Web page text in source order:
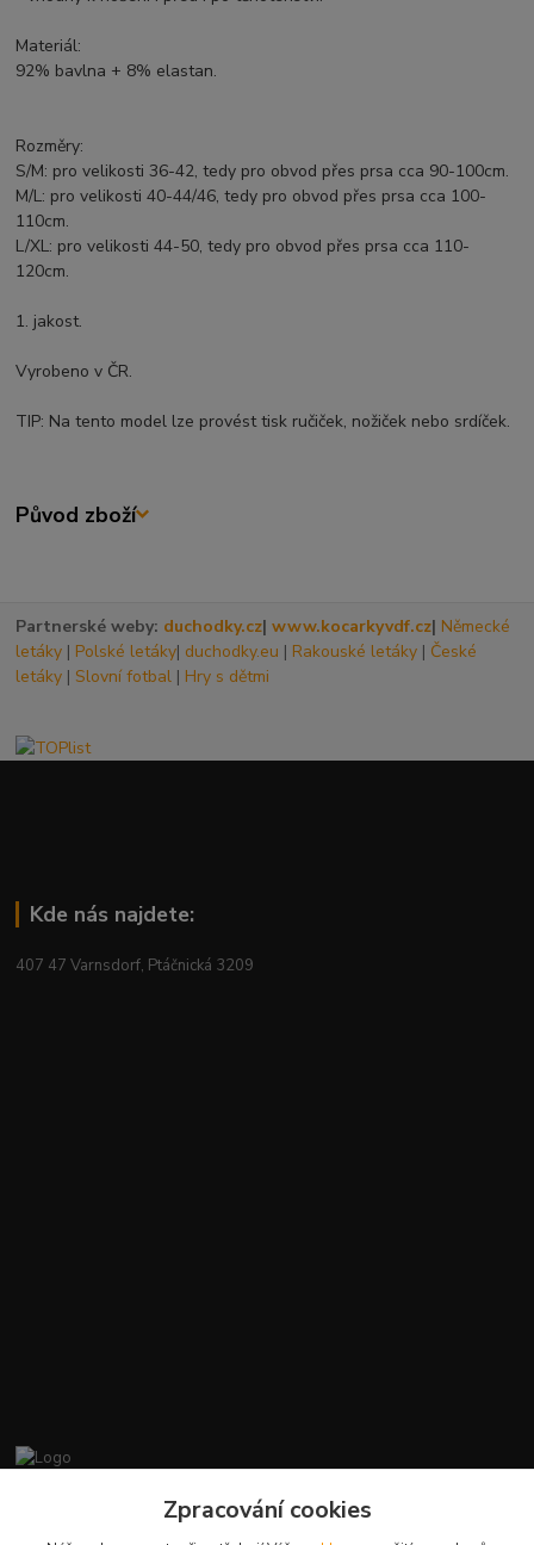
Materiál:
92% bavlna + 8% elastan.
Rozměry:
S/M: pro velikosti 36-42, tedy pro obvod přes prsa cca 90-100cm.
M/L: pro velikosti 40-44/46, tedy pro obvod přes prsa cca 100-
110cm.
L/XL: pro velikosti 44-50, tedy pro obvod přes prsa cca 110-
120cm.
1. jakost.
Vyrobeno v ČR.
TIP: Na tento model lze provést tisk ručiček, nožiček nebo srdíček.
Původ zboží
Partnerské weby: duchodky.cz|www.kocarkyvdf.cz| Německé
letáky | Polské letáky| duchodky.eu | Rakouské letáky | České
letáky | Slovní fotbal | Hry s dětmi
Kde nás najdete:
407 47 Varnsdorf, Ptáčnická 3209
Zpracování cookies